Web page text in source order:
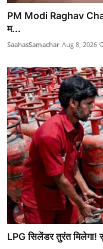
PM Modi Raghav
म...
SaahasSamachar Aug 8, 2026
LPG सिलेंडर तुरंत